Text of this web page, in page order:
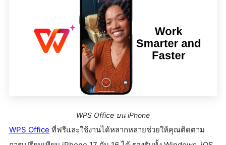
WPS Office บน iPhone
WPS Office ที่ฟรีและใช้งานได้หลากหลายช่วยให้คุณติดตาม